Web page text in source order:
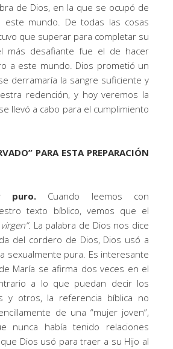
de Dios, en la que se ocupó de
mundo. De todas las cosas
que superar para completar su
más desafiante fue el de hacer
a este mundo. Dios prometió un
derramaría la sangre suficiente y
redención, y hoy veremos la
llevó a cabo para el cumplimiento
PARA ESTA PREPARACIÓN
puro. Cuando leemos con
texto bíblico, vemos que el
. La palabra de Dios nos dice
del cordero de Dios, Dios usó a
sexualmente pura. Es interesante
María se afirma dos veces en el
a lo que puedan decir los
y otros, la referencia bíblica no
de una “mujer joven”,
nunca había tenido relaciones
Dios usó para traer a su Hijo al